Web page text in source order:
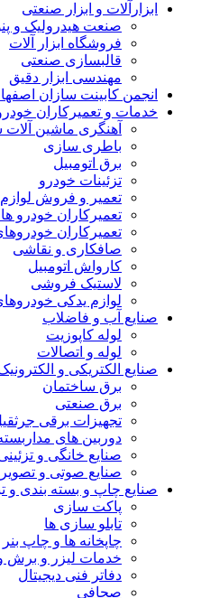
ابزارآلات و ابزار صنعتی
صنعت هیدرولیک و
فروشگاه ابزار آلات
قالبسازی صنعتی
مهندسی ابزار دقیق
انجمن کابینت سازان
خدمات و تعمیرکاران
آهنگری ماشین آلات
باطری سازی
برق اتومبیل
تزئینات خودرو
تعمیر و فروش لوازم
تعمیرکاران خودرو
تعمیرکاران
صافکاری و نقاشی
کارواش اتومبیل
لاستیک فروشی
لوازم یدکی
صنایع آب و فاضلاب
لوله کاپوزیت
لوله و اتصالات
صنایع الکتریکی و
برق ساختمان
برق صنعتی
تجهیزات برقی
دوربین های
صنایع خانگی و
صنایع صوتی و
صنایع چاپ و بسته بندی و
پاکت سازی
تابلو سازی ها
چاپخانه ها و چاپ بنر
خدمات لیزر و برش
دفاتر فنی دیجیتال
صحافی